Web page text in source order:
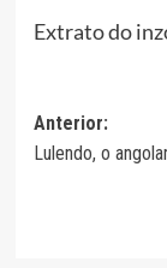
Extrato do
de
Anterior:
Lulendo, o